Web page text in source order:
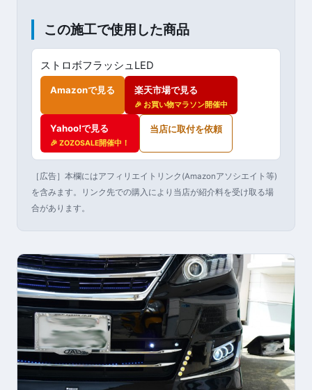
この施工で使用した商品
ストロボフラッシュLED
Amazonで見る 楽天市場で見る
🎉 お買い物マラソン開催中
Yahoo!で見る
🎉 ZOZOSALE開催中！
当店に取付を依頼
［広告］本欄にはアフィリエイトリンク(Amazonアソシエイト等)
を含みます。リンク先での購入により当店が紹介料を受け取る場
合があります。